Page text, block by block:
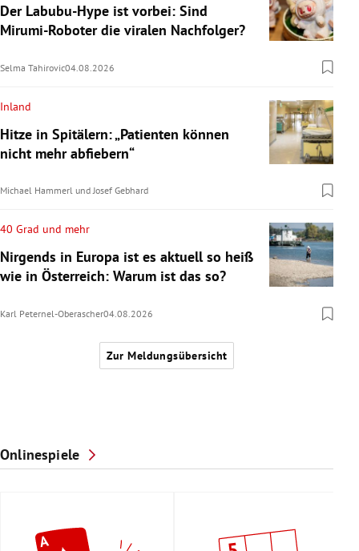
Der Labubu-Hype ist vorbei: Sind
Mirumi-Roboter die viralen Nachfolger?
Selma Tahirovic04.08.2026
Inland
Hitze in Spitälern: „Patienten können
nicht mehr abfiebern“
Michael Hammerl undJosef Gebhard
40 Grad und mehr
Nirgends in Europa ist es aktuell so heiß
wie in Österreich: Warum ist das so?
Karl Peternel-Oberascher04.08.2026
Zur Meldungsübersicht
Onlinespiele